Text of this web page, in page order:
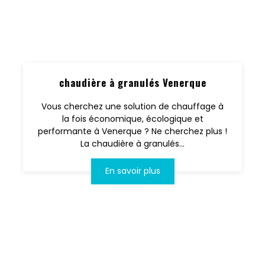
chaudière à granulés Venerque
Vous cherchez une solution de chauffage à
la fois économique, écologique et
performante à Venerque ? Ne cherchez plus !
La chaudière à granulés...
En savoir plus